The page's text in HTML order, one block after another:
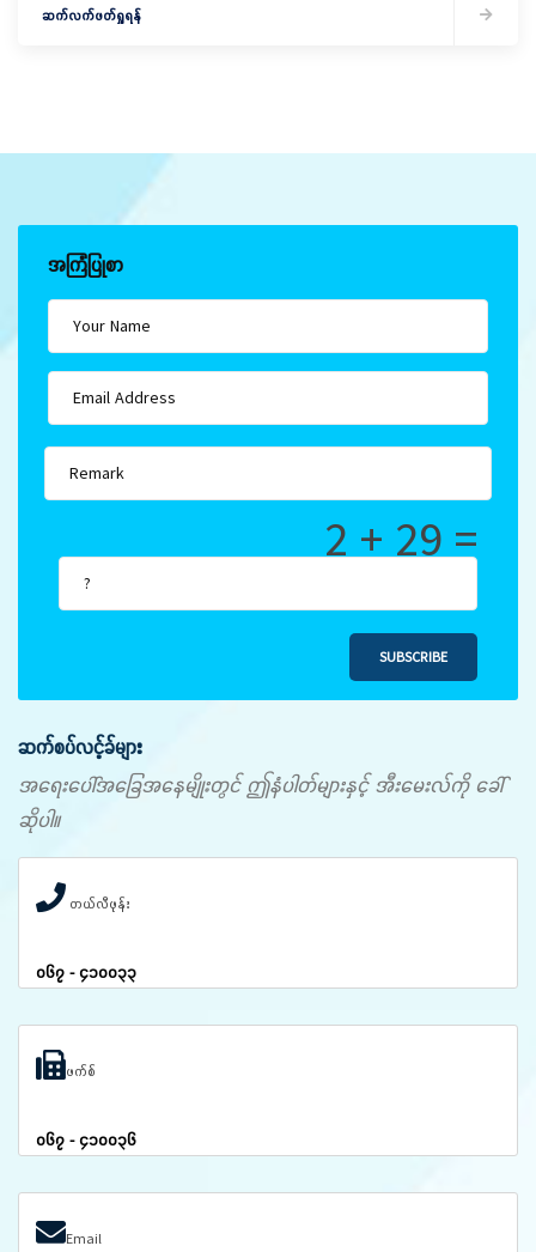
ဆက်လက်ဖတ်ရှုရန်
အကြံပြုစာ
2 + 29 =
SUBSCRIBE
ဆက်စပ်လင့်ခ်များ
အရေးပေါ်အခြေအနေမျိုးတွင် ဤနံပါတ်များနှင့် အီးမေးလ်ကို ခေါ်
ဆိုပါ။
တယ်လီဖုန်း
၀၆၇ - ၄၁၀၀၃၃
ဖက်စ်
၀၆၇ - ၄၁၀၀၃၆
Email